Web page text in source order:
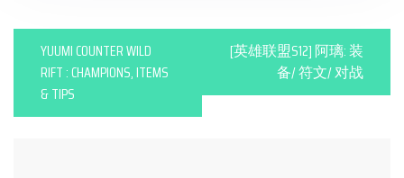
s
YUUMI COUNTER WILD
RIFT : CHAMPIONS, ITEMS
& TIPS
[英雄联盟S12] 阿璃: 装
备/ 符文/ 对战